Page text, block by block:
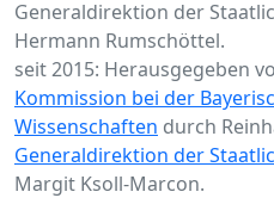
Generaldirektion der
Hermann Rumschöttel.
seit 2015: Herausgegeben
Kommission bei der
Wissenschaften durch
Generaldirektion der
Margit Ksoll-Marcon.